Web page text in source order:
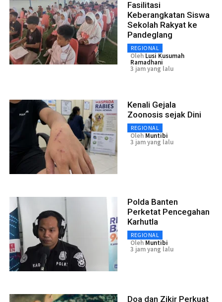
Fasilitasi
Keberangkatan Siswa
Sekolah Rakyat ke
Pandeglang
REGIONAL
Oleh Lusi Kusumah
Ramadhani
3 jam yang lalu
Kenali Gejala
Zoonosis sejak Dini
REGIONAL
Oleh Muntibi
3 jam yang lalu
Polda Banten
Perketat Pencegahan
Karhutla
REGIONAL
Oleh Muntibi
3 jam yang lalu
Doa dan Zikir Perkuat